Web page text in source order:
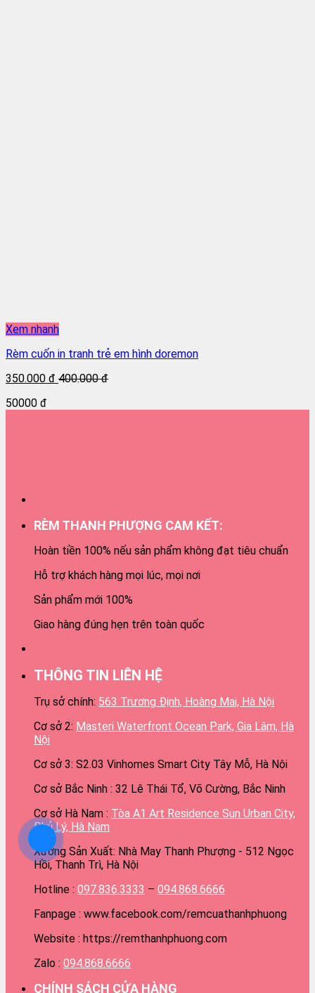
Xem nhanh
Rèm cuốn in tranh trẻ em hình doremon
350.000 đ 400.000 đ
50000 đ
RÈM THANH PHƯỢNG CAM KẾT:
Hoàn tiền 100% nếu sản phẩm không đạt tiêu chuẩn
Hỗ trợ khách hàng mọi lúc, mọi nơi
Sản phẩm mới 100%
Giao hàng đúng hẹn trên toàn quốc
THÔNG TIN LIÊN HỆ
Trụ sở chính: 563 Trương Định, Hoàng Mai, Hà Nội
Cơ sở 2: Masteri Waterfront Ocean Park, Gia Lâm, Hà
Nội
Cơ sở 3: S2.03 Vinhomes Smart City Tây Mỗ, Hà Nội
Cơ sở Bắc Ninh : 32 Lê Thái Tổ, Võ Cường, Bắc Ninh
Cơ sở Hà Nam : Tòa A1 Art Residence Sun Urban City,
Phủ Lý, Hà Nam
Xưởng Sản Xuất: Nhà May Thanh Phượng - 512 Ngọc
Hồi, Thanh Trì, Hà Nội
Hotline : 097.836.3333 – 094.868.6666
Fanpage : www.facebook.com/remcuathanhphuong
Website : https://remthanhphuong.com
Zalo : 094.868.6666
CHÍNH SÁCH CỬA HÀNG